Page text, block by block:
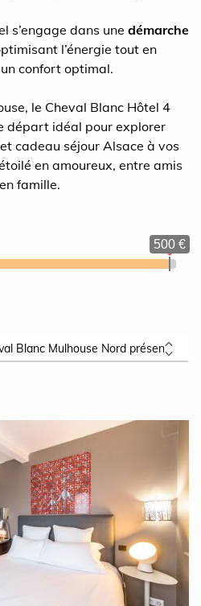
s’engage dans une démarche
l’énergie tout en
confort optimal.
le Cheval Blanc Hôtel 4
départ idéal pour explorer
cadeau séjour Alsace à vos
en amoureux, entre amis
famille.
500 €